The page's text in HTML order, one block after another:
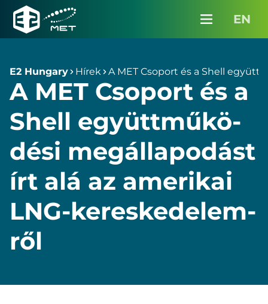
E2
Menü
Karrier
Kapcsolat
InterMET belépés
Ajánlatkérés
EN
E2 Hungary Hírek A MET Cso­port és a Shell
A MET Cso­port és a
Shell együtt­mű­kö­
dé­si meg­ál­la­po­dást
írt alá az ame­ri­kai
LNG-keres­ke­de­lem­
ről